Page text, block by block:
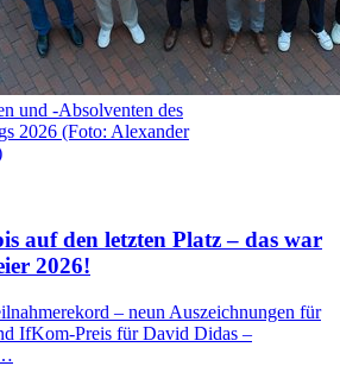
und -Absolventen des
2026 (Foto: Alexander
auf den letzten Platz – das war
2026!
– neun Auszeichnungen für
IfKom-Preis für David Didas –